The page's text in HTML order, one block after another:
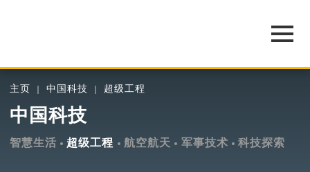
主页 中国科技 超级工程
中国科技
智慧生活 超级工程 航空航天 军事技术 科技探索